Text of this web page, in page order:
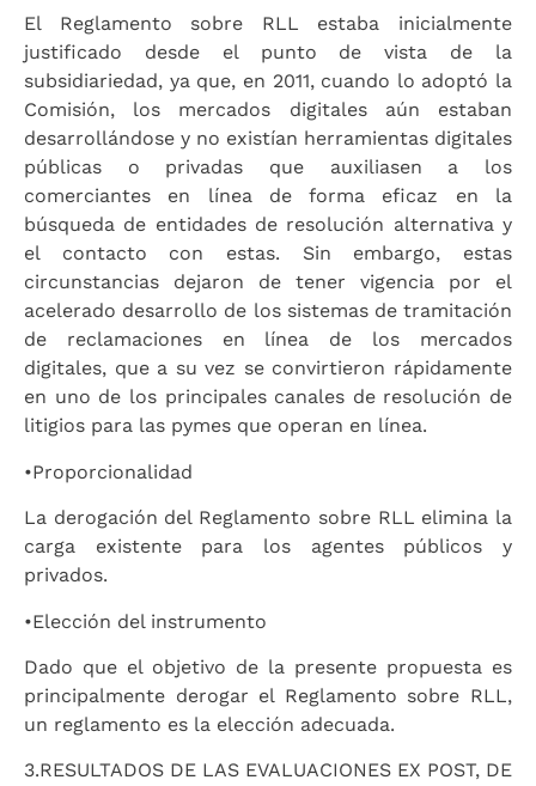
El Reglamento sobre RLL estaba inicialmente
justificado desde el punto de vista de la
subsidiariedad, ya que, en 2011, cuando lo adoptó la
Comisión, los mercados digitales aún estaban
desarrollándose y no existían herramientas digitales
públicas o privadas que auxiliasen a los
comerciantes en línea de forma eficaz en la
búsqueda de entidades de resolución alternativa y
el contacto con estas. Sin embargo, estas
circunstancias dejaron de tener vigencia por el
acelerado desarrollo de los sistemas de tramitación
de reclamaciones en línea de los mercados
digitales, que a su vez se convirtieron rápidamente
en uno de los principales canales de resolución de
litigios para las pymes que operan en línea.
•Proporcionalidad
La derogación del Reglamento sobre RLL elimina la
carga existente para los agentes públicos y
privados.
•Elección del instrumento
Dado que el objetivo de la presente propuesta es
principalmente derogar el Reglamento sobre RLL,
un reglamento es la elección adecuada.
3.RESULTADOS DE LAS EVALUACIONES EX POST, DE